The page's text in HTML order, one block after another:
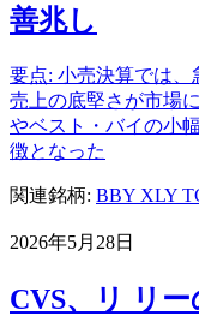
善兆し
要点: 小売決算では
売上の底堅さが市場
やベスト・バイの小
徴となった
関連銘柄: BBY XLY
2026年5月28日
CVS、リ リ